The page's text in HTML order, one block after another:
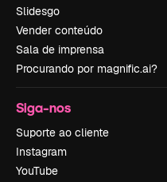
Slidesgo
Vender conteúdo
Sala de imprensa
Procurando por magnific.ai?
Siga-nos
Suporte ao cliente
Instagram
YouTube